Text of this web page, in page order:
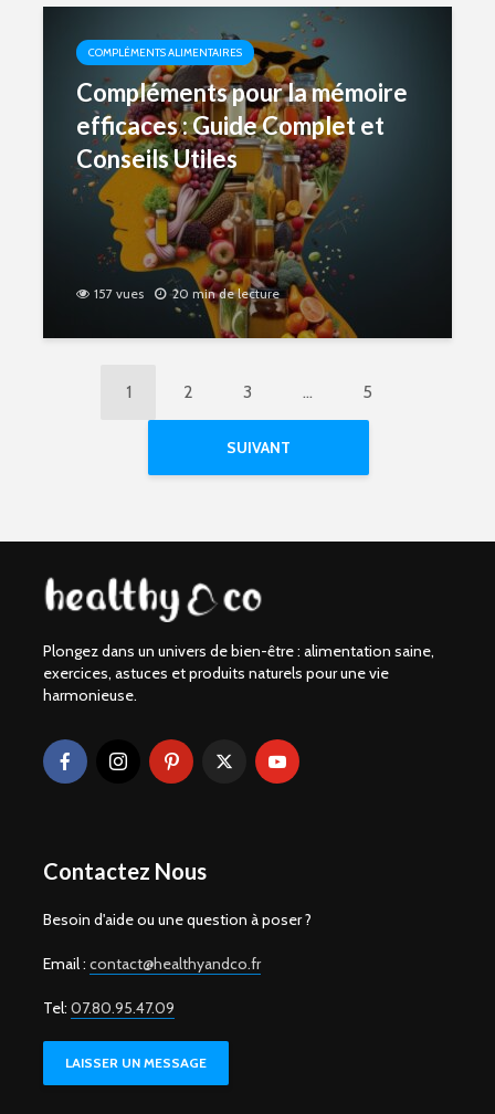
COMPLÉMENTS ALIMENTAIRES
Compléments pour la mémoire
efficaces : Guide Complet et
Conseils Utiles
157 vues 20 min de lecture
1 2 3 … 5
SUIVANT
Plongez dans un univers de bien-être : alimentation saine,
exercices, astuces et produits naturels pour une vie
harmonieuse.
Contactez Nous
Besoin d'aide ou une question à poser ?
Email : contact@healthyandco.fr
Tel: 07.80.95.47.09
LAISSER UN MESSAGE